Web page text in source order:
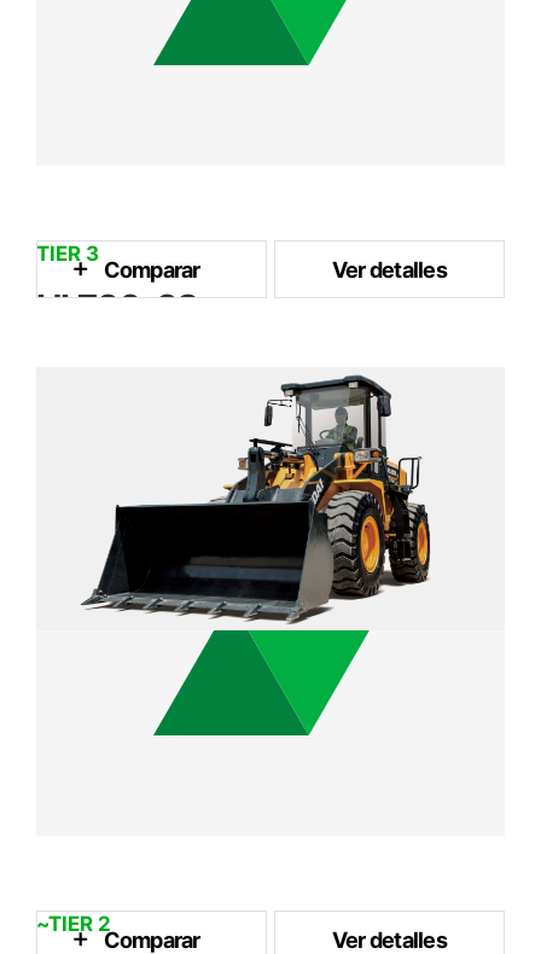
TIER 3
HL730-9S
1.8 m³
93 kW / 2,100 rpm
9.7 ton
Comparar Ver detalles
~TIER 2
Comparar Ver detalles